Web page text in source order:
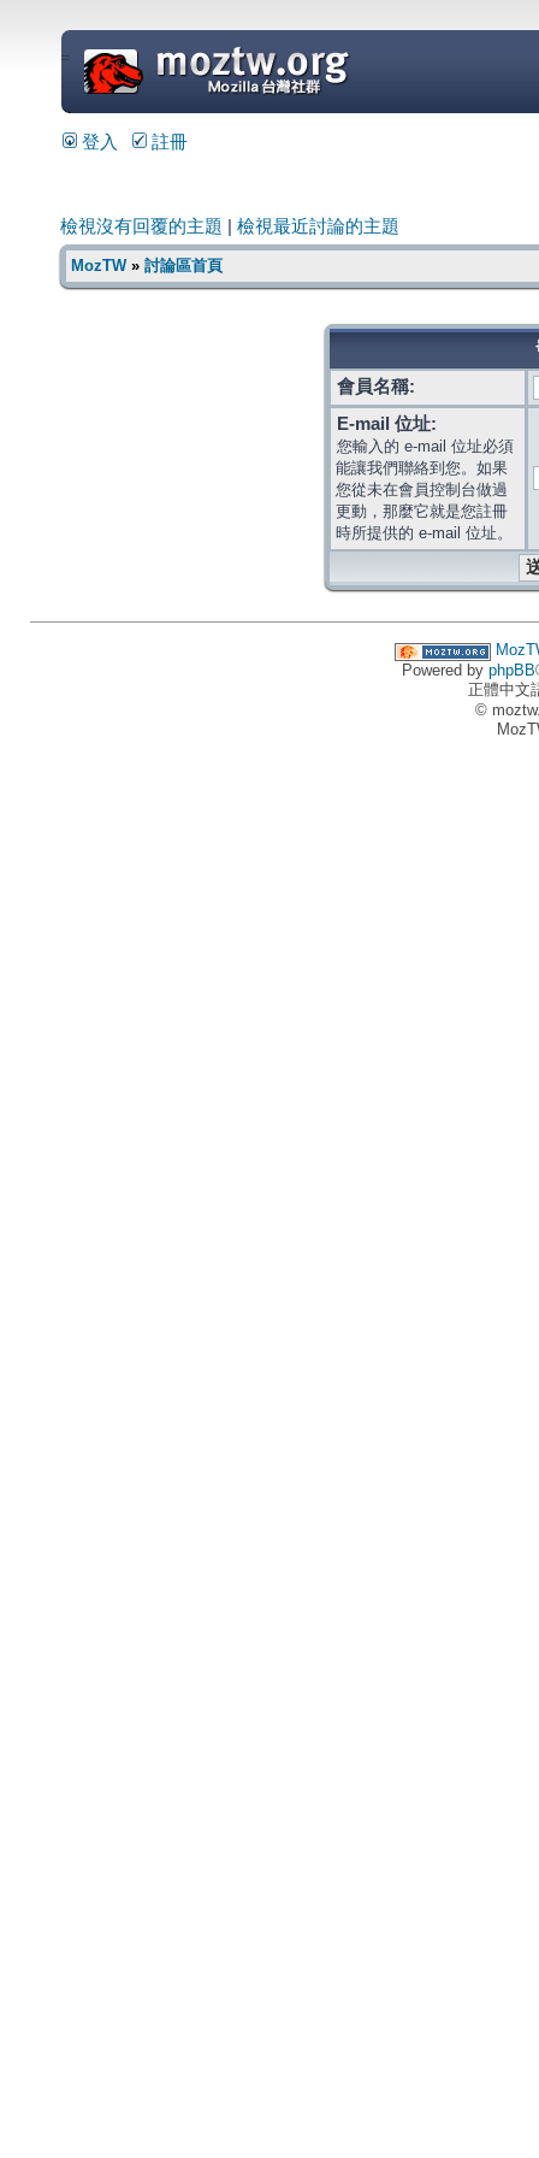
=
登入 註冊
檢視沒有回覆的主題 檢視最近討論的主題
MozTW» 討論區首頁
會員名稱:
E-mail 位址:
您輸入的 e-mail 位址必須
能讓我們聯絡到您。如果
您從未在會員控制台做過
更動，那麼它就是您註冊
時所提供的 e-mail 位址。
Powered by phpBB
正體中文
©